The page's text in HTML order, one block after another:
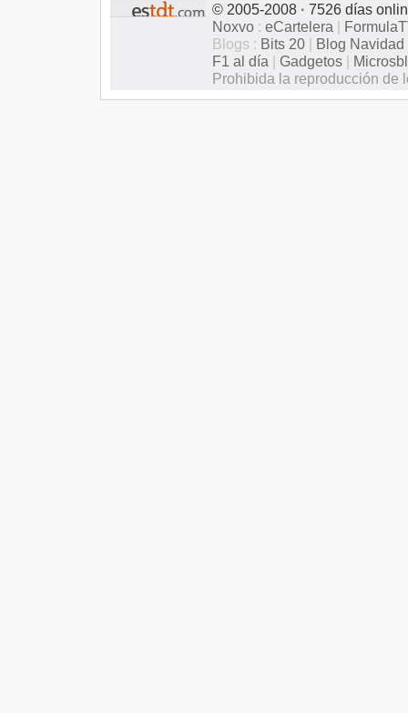
© 2005-2008 · 7526 días
Noxvo : eCartelera |
Blogs : Bits 20 | Blog Navidad
F1 al día | Gadgetos |
Prohibida la reproducción de